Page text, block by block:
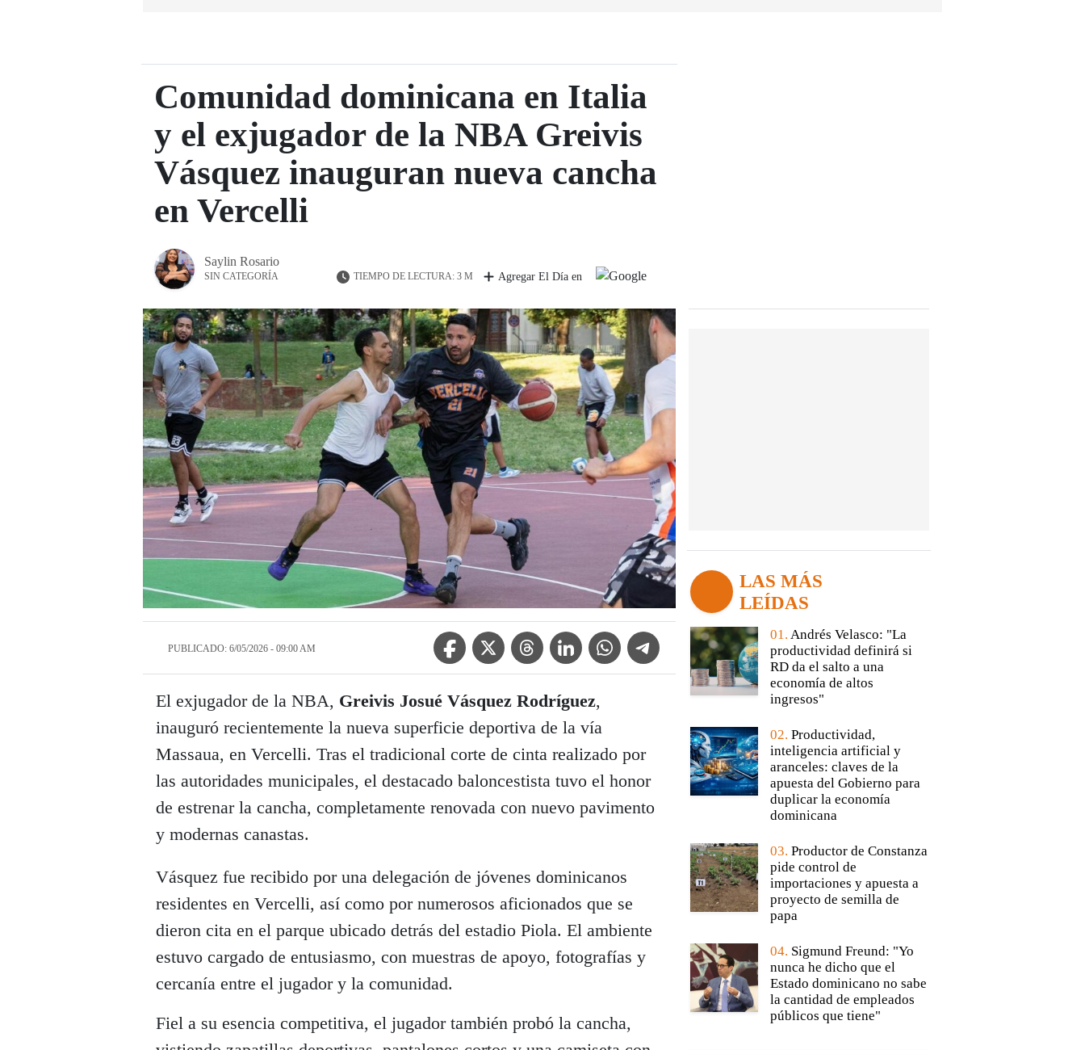
Comunidad dominicana en Italia
y el exjugador de la NBA Greivis
Vásquez inauguran nueva cancha
en Vercelli
Saylin Rosario
SIN CATEGORÍA TIEMPO DE LECTURA: 3 M Agregar El Día en
PUBLICADO: 6/05/2026 - 09:00 AM
Facebook IconTwitter IconThreads IconLinkedin IconWhatsApp IconTelegram Icon
El exjugador de la NBA, Greivis Josué Vásquez Rodríguez,
inauguró recientemente la nueva superficie deportiva de la vía
Massaua, en Vercelli. Tras el tradicional corte de cinta realizado por
las autoridades municipales, el destacado baloncestista tuvo el honor
de estrenar la cancha, completamente renovada con nuevo pavimento
y modernas canastas.
Vásquez fue recibido por una delegación de jóvenes dominicanos
residentes en Vercelli, así como por numerosos aficionados que se
dieron cita en el parque ubicado detrás del estadio Piola. El ambiente
estuvo cargado de entusiasmo, con muestras de apoyo, fotografías y
cercanía entre el jugador y la comunidad.
Fiel a su esencia competitiva, el jugador también probó la cancha,
LAS MÁS
LEÍDAS
01. Andrés Velasco: "La
productividad definirá si
RD da el salto a una
economía de altos
ingresos"
02. Productividad,
inteligencia artificial y
aranceles: claves de la
apuesta del Gobierno para
duplicar la economía
dominicana
03. Productor de Constanza
pide control de
importaciones y apuesta a
proyecto de semilla de
papa
04. Sigmund Freund: "Yo
nunca he dicho que el
Estado dominicano no sabe
la cantidad de empleados
públicos que tiene"